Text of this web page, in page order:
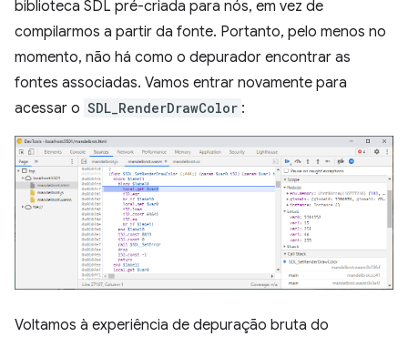
biblioteca SDL pré-criada para nós, em vez de
compilarmos a partir da fonte. Portanto, pelo menos no
momento, não há como o depurador encontrar as
fontes associadas. Vamos entrar novamente para
acessar o SDL_RenderDrawColor :
Voltamos à experiência de depuração bruta do